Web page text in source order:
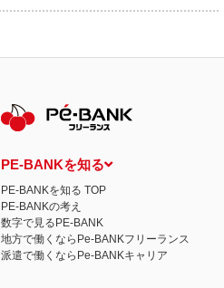
PE-BANKを知る
PE-BANKを知る TOP
PE-BANKの考え
数字で見るPE-BANK
地方で働くならPe-BANKフリーランス
派遣で働くならPe-BANKキャリア